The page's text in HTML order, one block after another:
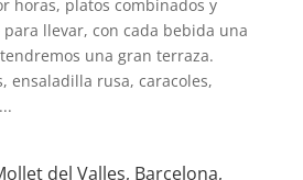
horas, platos combinados y
para llevar, con cada bebida una
una gran terraza.
ensaladilla rusa, caracoles,
del Valles, Barcelona,